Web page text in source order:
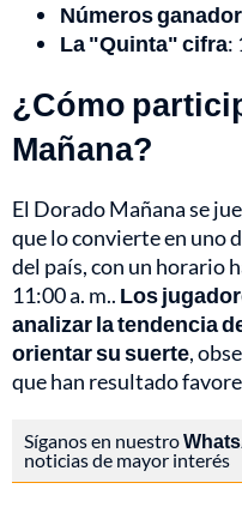
Números
La "Quinta" cifra:
¿Cómo
Mañana?
El Dorado Mañana se
que lo convierte en uno
del país, con un horario
11:00 a. m.. Los
analizar la tendencia
orientar su suerte,
que han resultado
Síganos en nuestro
noticias de mayor interés